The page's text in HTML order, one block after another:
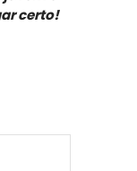
certo!